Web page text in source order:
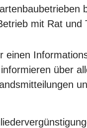
mit Rat und
einen
über